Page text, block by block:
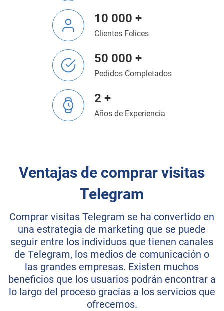
10 000 +
Clientes Felices
50 000 +
Pedidos Completados
2 +
Años de Experiencia
Ventajas de comprar visitas
Telegram
Comprar visitas Telegram se ha convertido en
una estrategia de marketing que se puede
seguir entre los individuos que tienen canales
de Telegram, los medios de comunicación o
las grandes empresas. Existen muchos
beneficios que los usuarios podrán encontrar a
lo largo del proceso gracias a los servicios que
ofrecemos.